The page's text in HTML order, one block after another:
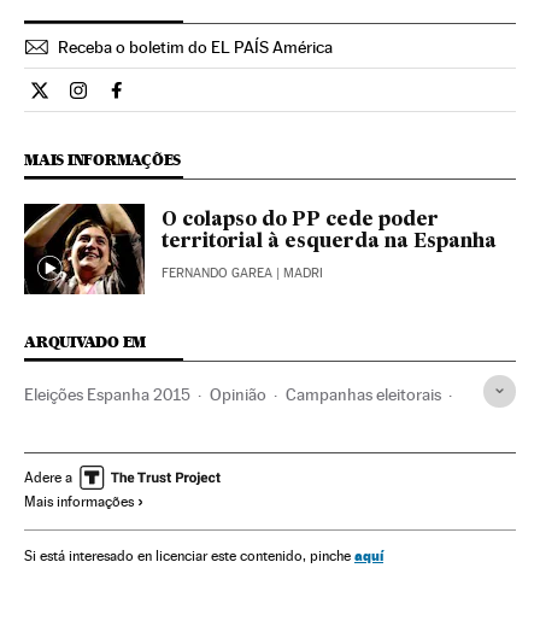
Receba o boletim do EL PAÍS América
Internacional El País Brasil en Twitter
Internacional El País Brasil en Instagram
Internacional El País Brasil en Facebook
MAIS INFORMAÇÕES
O colapso do PP cede poder
territorial à esquerda na Espanha
FERNANDO GAREA | MADRI
ARQUIVADO EM
Eleições Espanha 2015 Opinião Campanhas eleitorais
Eleições Partidos políticos
Adere a
Mais informações
Si está interesado en licenciar este contenido, pinche aquí